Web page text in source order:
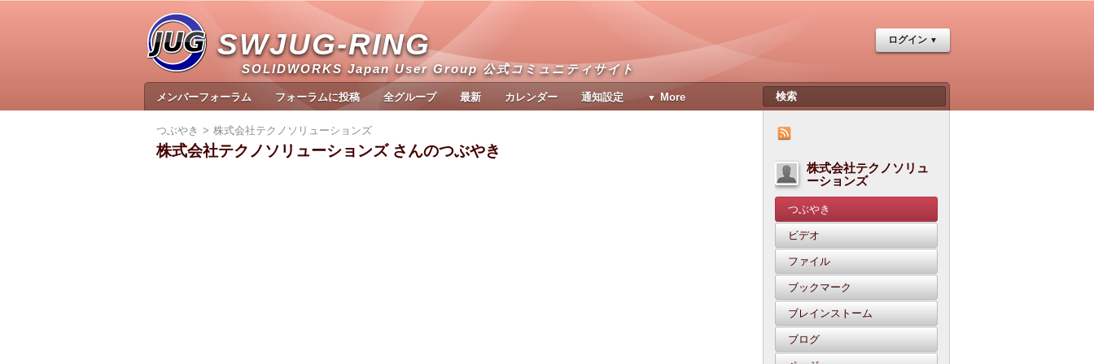
SWJUG-RING
SOLIDWORKS Japan User Group 公式コミュニティサイト
ログイン
メンバーフォーラム フォーラムに投稿 全グループ 最新 カレンダー 通知設定 More
株式会社テクノソリュ
ーションズ
つぶやき
ビデオ
ファイル
ブックマーク
ブレインストーム
ブログ
つぶやき 株式会社テクノソリューションズ
株式会社テクノソリューションズ さんのつぶやき